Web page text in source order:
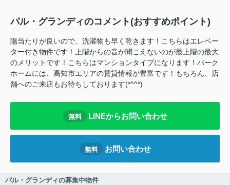
パル・グランディのコメント(おすすめポイント)
陽当たりが良いので、洗濯物も早く乾きます！こちらはエレベー
ター付き物件です！上階からの音が聞こえないのが最上階の最大
のメリットです！こちらはマンションタイプになります！パーク
ホームには、高知市エリアの賃貸情報が豊富です！もちろん、店
舗へのご来店もお待ちしております(*^^*)
無料 LINEからお問い合わせ
無料 お問い合わせ
パル・グランディの募集中物件